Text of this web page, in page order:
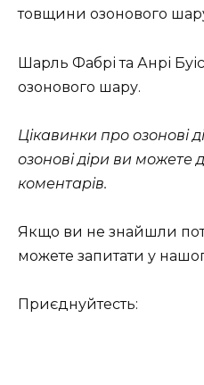
товщини озонового
Шарль Фабрі та Анрі
озонового шару.
Цікавинки про озонові
озонові діри ви
коментарів.
Якщо ви не знайшли
можете запитати у
Приєднуйтесть: